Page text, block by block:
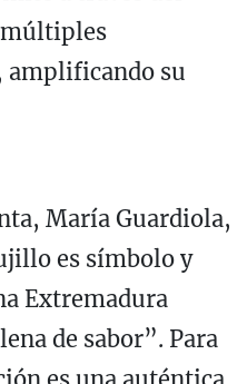
su
María Guardiola,
es símbolo y
Extremadura
de sabor”. Para